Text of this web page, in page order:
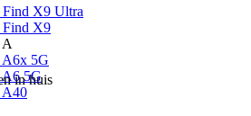
Find X9 Ultra
Find X9
A6x 5G
A6 5G
A40
in huis